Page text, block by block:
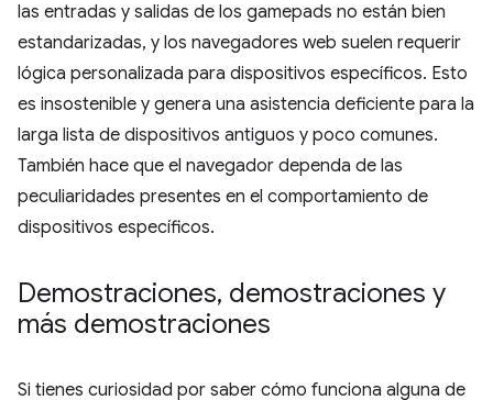
las entradas y salidas de los gamepads no están bien
estandarizadas, y los navegadores web suelen requerir
lógica personalizada para dispositivos específicos. Esto
es insostenible y genera una asistencia deficiente para la
larga lista de dispositivos antiguos y poco comunes.
También hace que el navegador dependa de las
peculiaridades presentes en el comportamiento de
dispositivos específicos.
Demostraciones, demostraciones y
más demostraciones
Si tienes curiosidad por saber cómo funciona alguna de